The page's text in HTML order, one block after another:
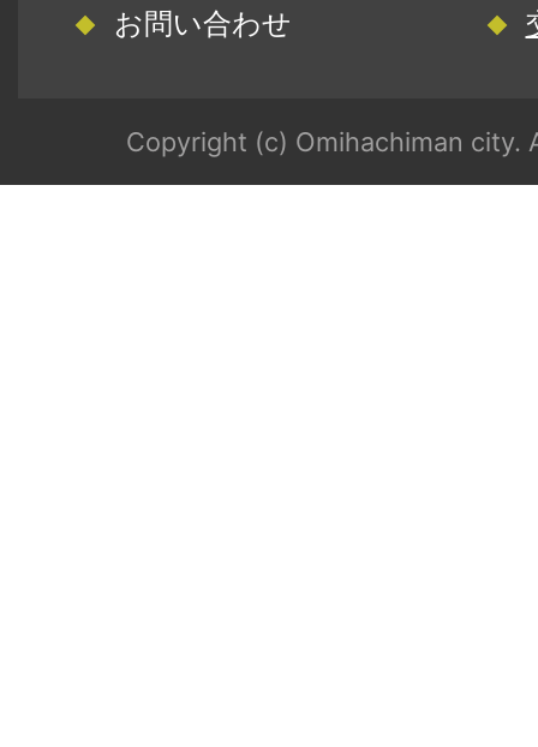
お問い合わせ
Copyright (c) Omihachiman city.